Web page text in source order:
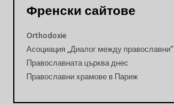
Френски сайтове
Orthodoxie
Асоциация „Диалог между православни”
Православната църква днес
Православни храмове в Париж